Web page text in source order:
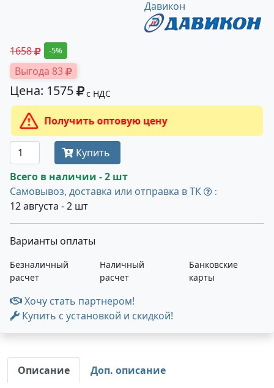
Давикон
1658 -5%
Выгода 83
Цена: 1575 с НДС
Получить оптовую цену
Купить
Всего в наличии - 2 шт
Самовывоз, доставка или отправка в ТК
:
12 августа - 2 шт
Варианты оплаты
Безналичный
расчет
Наличный
расчет
Банковские
карты
Хочу стать партнером!
Купить с установкой и скидкой!
Описание
Доп. описание